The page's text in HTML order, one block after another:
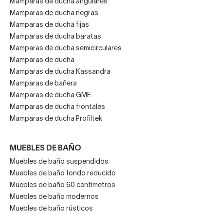
Mamparas de ducha angulares
Mamparas de ducha negras
Mamparas de ducha fijas
Mamparas de ducha baratas
Mamparas de ducha semicirculares
Mamparas de ducha
Mamparas de ducha Kassandra
Mamparas de bañera
Mamparas de ducha GME
Mamparas de ducha frontales
Mamparas de ducha Profiltek
MUEBLES DE BAÑO
Muebles de baño suspendidos
Muebles de baño fondo reducido
Muebles de baño 60 centímetros
Muebles de baño modernos
Muebles de baño rústicos